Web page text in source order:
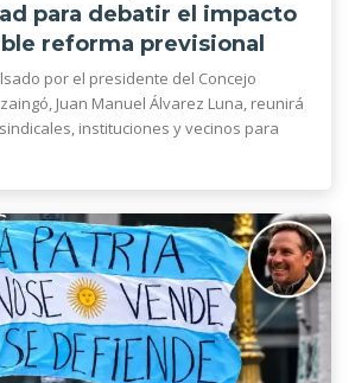
para debatir el impacto
reforma previsional
por el presidente del Concejo
Juan Manuel Álvarez Luna, reunirá
instituciones y vecinos para